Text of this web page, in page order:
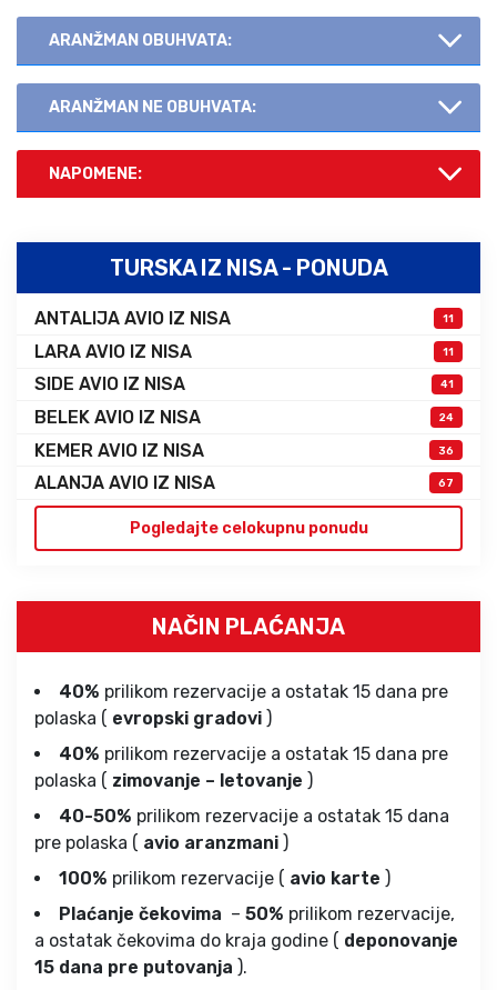
ARANŽMAN OBUHVATA:
ARANŽMAN NE OBUHVATA:
NAPOMENE:
TURSKA IZ NISA - PONUDA
ANTALIJA AVIO IZ NISA 11
LARA AVIO IZ NISA 11
SIDE AVIO IZ NISA 41
BELEK AVIO IZ NISA 24
KEMER AVIO IZ NISA 36
ALANJA AVIO IZ NISA 67
Pogledajte celokupnu ponudu
NAČIN PLAĆANJA
40% prilikom rezervacije a ostatak 15 dana pre
polaska ( evropski gradovi )
40% prilikom rezervacije a ostatak 15 dana pre
polaska ( zimovanje – letovanje )
40-50% prilikom rezervacije a ostatak 15 dana
pre polaska ( avio aranzmani )
100% prilikom rezervacije ( avio karte )
Plaćanje čekovima – 50% prilikom rezervacije,
a ostatak čekovima do kraja godine ( deponovanje
15 dana pre putovanja ).